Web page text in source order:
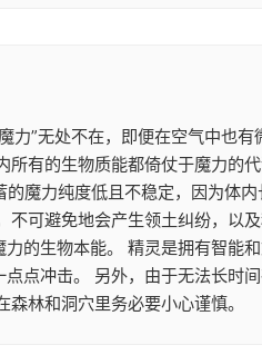
”无处不在，即便在空气中也
有的生物质能都倚仗于魔力的
魔力纯度低且不稳定，因为体
可避免地会产生领土纠纷，以
的生物本能。 精灵是拥有智能
点冲击。 另外，由于无法长时
林和洞穴里务必要小心谨慎。